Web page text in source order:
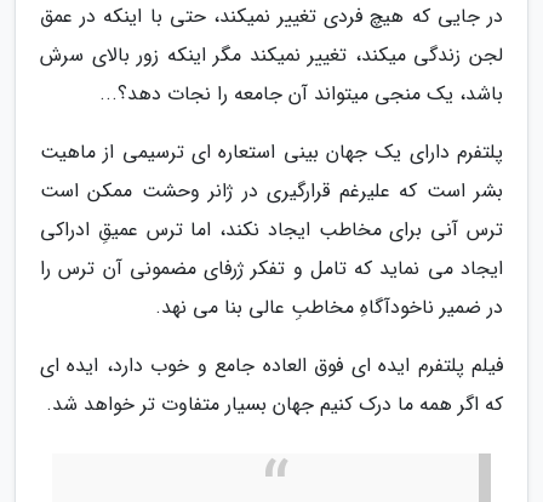
در جایی که هیچ فردی تغییر نمیکند، حتی با اینکه در عمق
لجن زندگی میکند، تغییر نمیکند مگر اینکه زور بالای سرش
باشد، یک منجی میتواند آن جامعه را نجات دهد؟...
پلتفرم دارای یک جهان بینی استعاره ای ترسیمی از ماهیت
بشر است که علیرغم قرارگیری در ژانر وحشت ممکن است
ترس آنی برای مخاطب ایجاد نکند، اما ترس عمیقِ ادراکی
ایجاد می نماید که تامل و تفکر ژرفای مضمونی آن ترس را
در ضمیر ناخودآگاهِ مخاطبِ عالی بنا می نهد.
فیلم پلتفرم ایده ای فوق العاده جامع و خوب دارد، ایده ای
که اگر همه ما درک کنیم جهان بسیار متفاوت تر خواهد شد.